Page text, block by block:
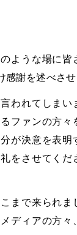
ような場に
謝を述べさせ
われてしまい
ファンの方
が決意を表
をさせてく
まで来られま
ディアの方